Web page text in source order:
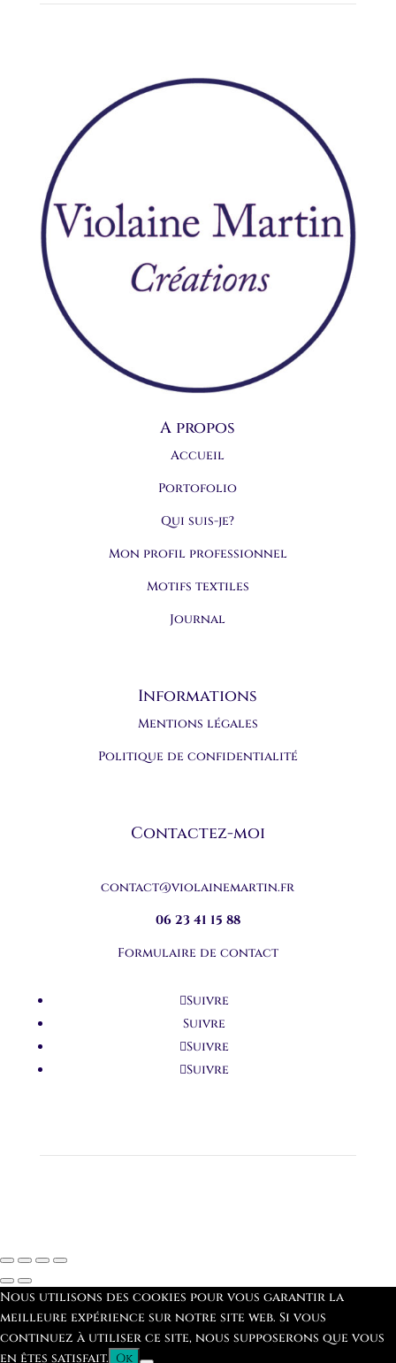
A propos
Accueil
Portofolio
Qui suis-je?
Mon profil professionnel
Motifs textiles
Journal
Informations
Mentions légales
Politique de confidentialité
Contactez-moi
contact@violainemartin.fr
06 23 41 15 88
Formulaire de contact
Suivre
Suivre
Suivre
Suivre
Nous utilisons des cookies pour vous garantir la
meilleure expérience sur notre site web. Si vous
continuez à utiliser ce site, nous supposerons que vous
en êtes satisfait. Ok